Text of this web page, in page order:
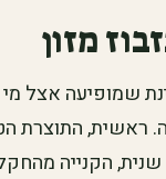
מזון
שמופיעה אצל מי
ראשית, התוצרת
הקנייה